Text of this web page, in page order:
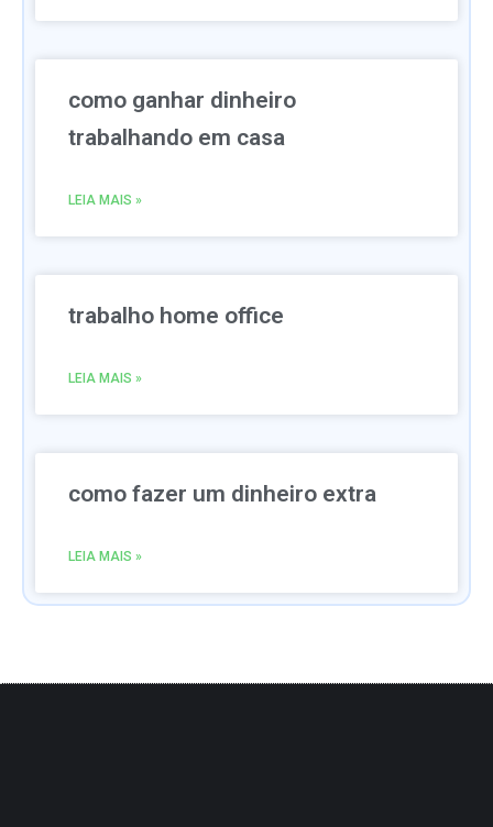
como ganhar dinheiro
trabalhando em casa
LEIA MAIS »
trabalho home office
LEIA MAIS »
como fazer um dinheiro extra
LEIA MAIS »